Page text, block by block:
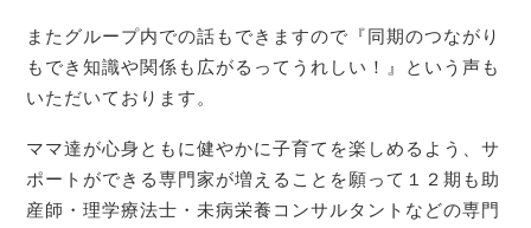
またグループ内での話もできますので『同期のつながり
もでき知識や関係も広がるってうれしい！』という声も
いただいております。
ママ達が心身ともに健やかに子育てを楽しめるよう、サ
ポートができる専門家が増えることを願って１２期も助
産師・理学療法士・未病栄養コンサルタントなどの専門